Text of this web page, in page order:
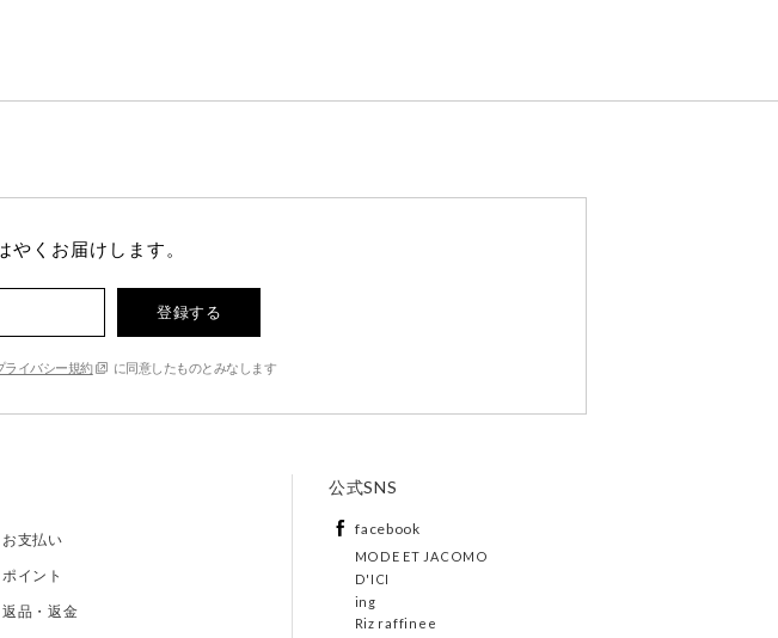
くお届けします。
登録する
ライバシー規約 に同意したものとみなします
お支払い
ポイント
返品・返金
公式SNS
facebook
MODE ET JACOMO
D'ICI
ing
Riz raffinee